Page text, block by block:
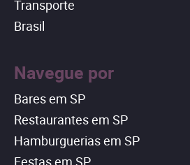
Transporte
Brasil
Navegue por
Bares em SP
Restaurantes em SP
Hamburguerias em SP
Festas em SP